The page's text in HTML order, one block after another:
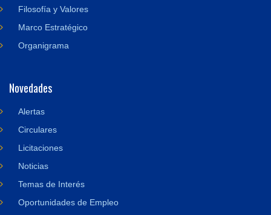
Filosofía y Valores
Marco Estratégico
Organigrama
Novedades
Alertas
Circulares
Licitaciones
Noticias
Temas de Interés
Oportunidades de Empleo